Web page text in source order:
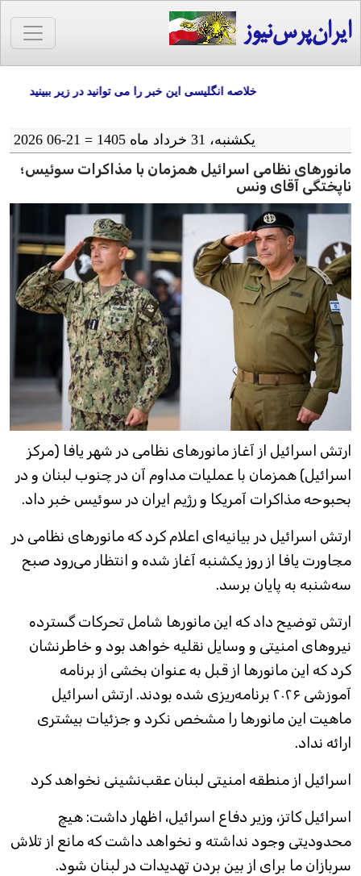
ایران‌پرس‌نیوز
خلاصه انگلیسی این خبر را می توانید در زیر ببینید
یکشنبه، 31 خرداد ماه 1405 = 21-06 2026
مانورهای نظامی اسرائیل همزمان با مذاکرات سوئیس؛
ناپختگی آقای ونس
ارتش اسرائیل از آغاز مانورهای نظامی در شهر یافا (مرکز
اسرائیل) همزمان با عملیات مداوم آن در چنوب لبنان و در
بحبوحه مذاکرات آمریکا و رژیم ایران در سوئیس خبر داد.
ارتش اسرائیل در بیانیه‌ای اعلام کرد که مانورهای نظامی در
مجاورت یافا از روز یکشنبه آغاز شده و انتظار می‌رود صبح
سه‌شنبه به پایان برسد.
ارتش توضیح داد که این مانورها شامل تحرکات گسترده
نیروهای امنیتی و وسایل نقلیه خواهد بود و خاطرنشان
کرد که این مانورها از قبل به عنوان بخشی از برنامه
آموزشی ۲۰۲۶ برنامه‌ریزی شده بودند. ارتش اسرائیل
ماهیت این مانورها را مشخص نکرد و جزئیات بیشتری
ارائه نداد.
اسرائیل از منطقه امنیتی لبنان عقب‌نشینی نخواهد کرد
اسرائیل کاتز، وزیر دفاع اسرائیل، اظهار داشت: هیچ
محدودیتی وجود نداشته و نخواهد داشت که مانع از تلاش
سربازان ما برای از بین بردن تهدیدات در لبنان شود.